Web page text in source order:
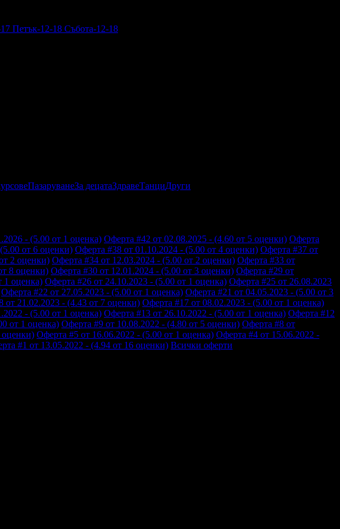
Петък-12-18 Събота-12-18
ПазаруванеЗа децатаЗдравеТанциДруги
- (5.00 от 1 оценка) Оферта #42 от 02.08.2025 - (4.60 от 5 оценки) Оферта
от 6 оценки) Оферта #38 от 01.10.2024 - (5.00 от 4 оценки) Оферта #37 от
2 оценки) Оферта #34 от 12.03.2024 - (5.00 от 2 оценки) Оферта #33 от
8 оценки) Оферта #30 от 12.01.2024 - (5.00 от 3 оценки) Оферта #29 от
1 оценка) Оферта #26 от 24.10.2023 - (5.00 от 1 оценка) Оферта #25 от 26.08.2023
Оферта #22 от 27.05.2023 - (5.00 от 1 оценка) Оферта #21 от 04.05.2023 - (5.00 от 3
от 21.02.2023 - (4.43 от 7 оценки) Оферта #17 от 08.02.2023 - (5.00 от 1 оценка)
- (5.00 от 1 оценка) Оферта #13 от 26.10.2022 - (5.00 от 1 оценка) Оферта #12
от 1 оценка) Оферта #9 от 10.08.2022 - (4.80 от 5 оценки) Оферта #8 от
оценки) Оферта #5 от 16.06.2022 - (5.00 от 1 оценка) Оферта #4 от 15.06.2022 -
#1 от 13.05.2022 - (4.94 от 16 оценки) Всички оферти